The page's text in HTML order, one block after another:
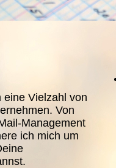
eine Vielzahl von
Von
Management
ich mich um